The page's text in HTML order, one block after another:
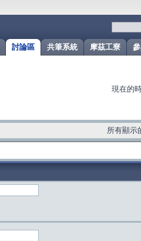
摩茲工寮
共筆系統
討論區
現在的
所有顯示